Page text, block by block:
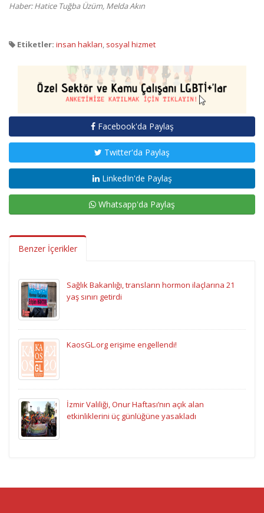
Haber: Hatice Tuğba Üzüm, Melda Akın
Etiketler: insan hakları, sosyal hizmet
Facebook'da Paylaş
Twitter'da Paylaş
LinkedIn'de Paylaş
Whatsapp'da Paylaş
Benzer İçerikler
Sağlık Bakanlığı, transların hormon ilaçlarına 21
yaş sınırı getirdi
KaosGL.org erişime engellendi!
İzmir Valiliği, Onur Haftası’nın açık alan
etkinliklerini üç günlüğüne yasakladı